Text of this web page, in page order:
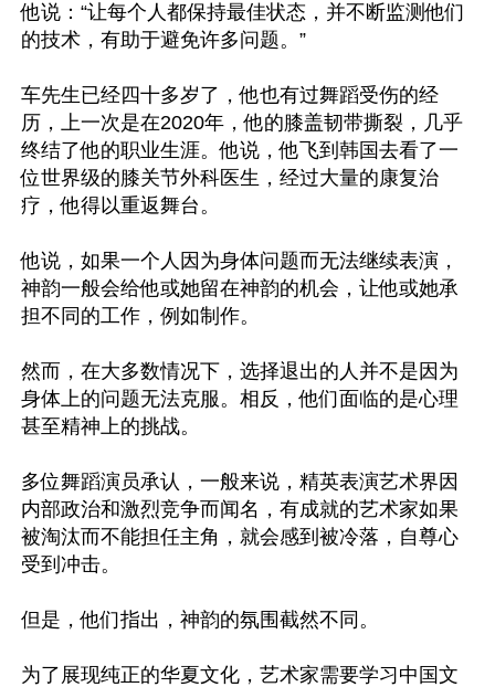
他说：“让每个人都保持最佳状态，并不断监测他们
的技术，有助于避免许多问题。”
车先生已经四十多岁了，他也有过舞蹈受伤的经
历，上一次是在2020年，他的膝盖韧带撕裂，几乎
终结了他的职业生涯。他说，他飞到韩国去看了一
位世界级的膝关节外科医生，经过大量的康复治
疗，他得以重返舞台。
他说，如果一个人因为身体问题而无法继续表演，
神韵一般会给他或她留在神韵的机会，让他或她承
担不同的工作，例如制作。
然而，在大多数情况下，选择退出的人并不是因为
身体上的问题无法克服。相反，他们面临的是心理
甚至精神上的挑战。
多位舞蹈演员承认，一般来说，精英表演艺术界因
内部政治和激烈竞争而闻名，有成就的艺术家如果
被淘汰而不能担任主角，就会感到被冷落，自尊心
受到冲击。
但是，他们指出，神韵的氛围截然不同。
为了展现纯正的华夏文化，艺术家需要学习中国文